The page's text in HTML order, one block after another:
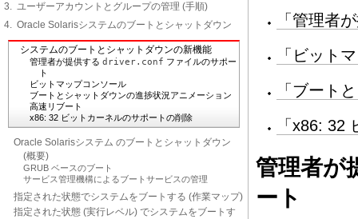
3. ユーザーアカウントとグループの管理 (手順)
4. Oracle Solarisシステムのブートとシャットダウン
システムのブートとシャットダウンの新機能
管理者が提供する driver.conf ファイルのサポー
ト
ビットマップコンソール
ブートとシャットダウンの進捗状況アニメーション
高速リブート
x86: 32 ビットカーネルのサポートの削除
Oracle Solarisシステム のブートとシャットダウン
(概要)
GRUB ベースのブート
サービス管理機構によるブートサービスの管理
指定された状態でシステムをブートする (作業マップ)
指定された状態 (実行レベル) でシステムをブートす
「管理者
「ビット
「ブート
「x86: 32
管理者が
ート